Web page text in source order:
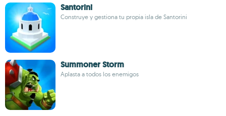
Santorini
Construye y gestiona tu propia isla de Santorini
Summoner Storm
Aplasta a todos los enemigos